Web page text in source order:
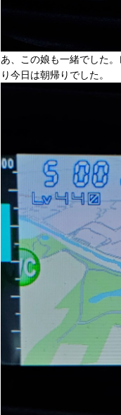
あ、この娘も一緒でした
り今日は朝帰りでした。